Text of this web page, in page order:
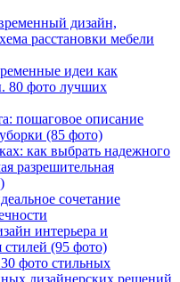
дизайн,
расстановки мебели
идеи как
80 фото лучших
пошаговое описание
(85 фото)
как выбрать надежного
разрешительная
сочетание
интерьера и
стилей (95 фото)
фото стильных